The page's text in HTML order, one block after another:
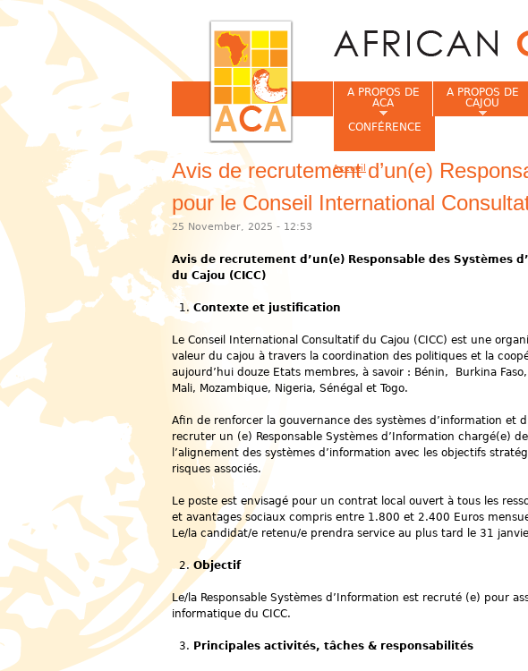
Avis de recrutement d’un(e)
pour le Conseil International
25 November, 2025 - 12:53
Avis de recrutement d’un(e) Responsable des Systèmes
du Cajou (CICC)
Contexte et justification
Le Conseil International Consultatif du Cajou (CICC) est une
valeur du cajou à travers la coordination des politiques et la
aujourd’hui douze Etats membres, à savoir : Bénin, Burkina
Mali, Mozambique, Nigeria, Sénégal et Togo.
Afin de renforcer la gouvernance des systèmes d’information et
recruter un (e) Responsable Systèmes d’Information chargé(e)
l’alignement des systèmes d’information avec les objectifs
risques associés.
Le poste est envisagé pour un contrat local ouvert à tous les
et avantages sociaux compris entre 1.800 et 2.400 Euros
Le/la candidat/e retenu/e prendra service au plus tard le 31
Objectif
Le/la Responsable Systèmes d’Information est recruté (e) pour
informatique du CICC.
Principales activités, tâches & responsabilités
A PROPOS DE
ACA
A PROPOS DE
CAJOU
CONFÉRENCE
Vous êtes ici
Accueil